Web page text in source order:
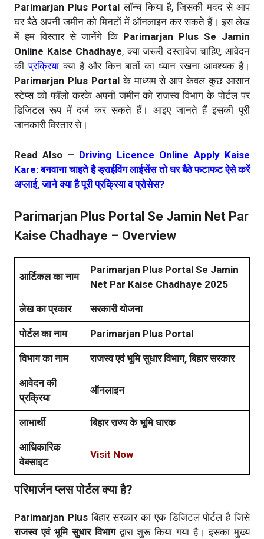
Parimarjan Plus Portal लॉन्च किया है, जिसकी मदद से आप
घर बैठे अपनी जमीन को मिनटों में ऑनलाइन कर सकते हैं। इस लेख
में हम विस्तार से जानेंगे कि Parimarjan Plus Se Jamin
Online Kaise Chadhaye, क्या जरूरी दस्तावेज चाहिए, आवेदन
कीप्रक्रियाक्या है और किन बातों का ध्यान रखना आवश्यक है।
Parimarjan Plus Portalके माध्यम से आप केवल कुछ आसान
स्टेप्स को फॉलो करके अपनी जमीन को राजस्व विभाग के पोर्टल पर
डिजिटल रूप में दर्ज कर सकते हैं। आइए जानते हैं इसकी पूरी
जानकारी विस्तार से।
Read Also – Driving Licence Online Apply Kaise
Kare: बनवाना चाहते है ड्राईविंग लाईसेंस तो घर बैठे फटाफट ऐसे करें
अप्लाई, जाने क्या है पूरी प्रक्रिया व प्रोसेस?
Parimarjan Plus Portal Se Jamin Net Par
Kaise Chadhaye – Overview
आर्टिकल का नाम
Parimarjan Plus Portal Se Jamin
Net Par Kaise Chadhaye 2025
लेख का प्रकार सरकारी योजना
पोर्टल का नाम Parimarjan Plus Portal
विभाग का नाम राजस्व एवं भूमि सुधार विभाग, बिहार सरकार
आवेदन की
प्रक्रिया
ऑनलाइन
लाभार्थी बिहार राज्य के भूमि धारक
आधिकारिक
वेबसाइट
Visit Now
परिमार्जन प्लस पोर्टल क्या है?
Parimarjan Plusबिहार सरकार का एक डिजिटल पोर्टल है जिसे
राजस्व एवं भूमि सुधार विभागद्वारा शुरू किया गया है। इसका मुख्य